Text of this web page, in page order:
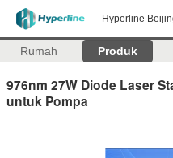
Hyperline
Rumah Produk
976nm 27W Diode Laser
untuk Pompa